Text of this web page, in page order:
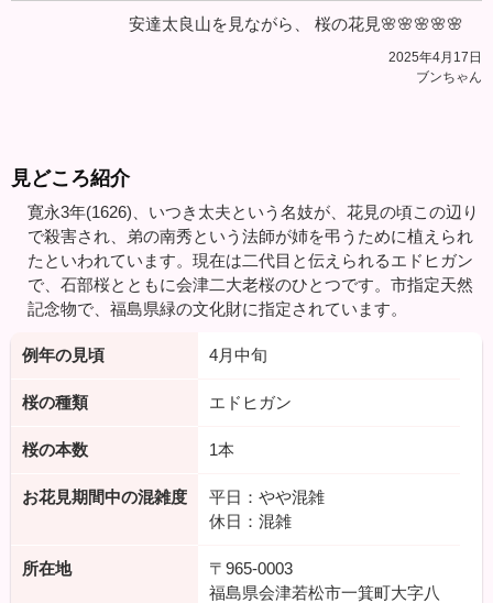
安達太良山を見ながら、 桜の花見🌸🌸🌸🌸🌸
2025年4月17日
ブンちゃん
見どころ紹介
寛永3年(1626)、いつき太夫という名妓が、花見の頃この辺り
で殺害され、弟の南秀という法師が姉を弔うために植えられ
たといわれています。現在は二代目と伝えられるエドヒガン
で、石部桜とともに会津二大老桜のひとつです。市指定天然
記念物で、福島県緑の文化財に指定されています。
例年の見頃 4月中旬
桜の種類 エドヒガン
桜の本数 1本
お花見期間中の混雑度
平日：やや混雑
休日：混雑
所在地
〒965-0003
福島県会津若松市一箕町大字八